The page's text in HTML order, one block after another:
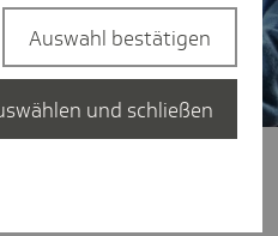
älter - eine
von einer hohen
Auswahl bestätigen
und schließen